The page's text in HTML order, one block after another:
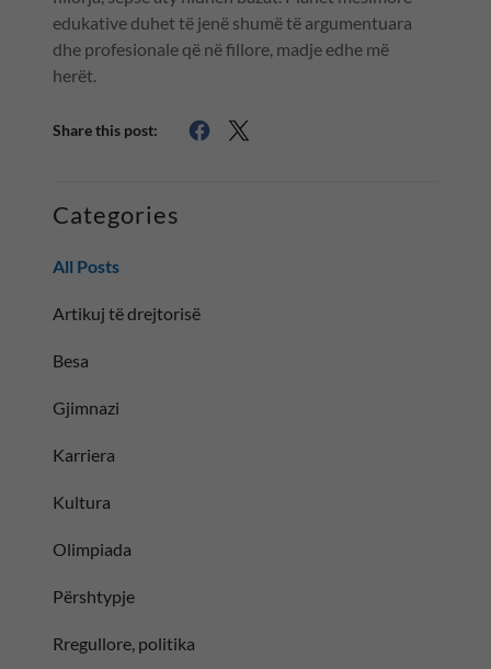
edukative duhet të jenë shumë të argumentuara
dhe profesionale që në fillore, madje edhe më
herët.
Share this post:
Categories
All Posts
Artikuj të drejtorisë
Besa
Gjimnazi
Karriera
Kultura
Olimpiada
Përshtypje
Rregullore, politika